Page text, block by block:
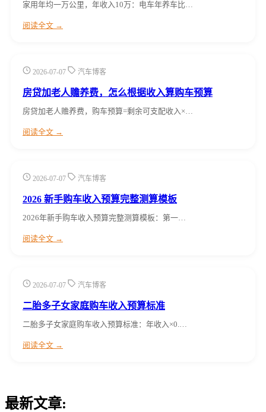
家用年均一万公里，年收入10万：电车年养车比…
阅读全文 →
2026-07-07 汽车博客
房贷加老人赡养费，怎么根据收入算购车预算
房贷加老人赡养费，购车预算=剩余可支配收入×…
阅读全文 →
2026-07-07 汽车博客
2026 新手购车收入预算完整测算模板
2026年新手购车收入预算完整测算模板：第一…
阅读全文 →
2026-07-07 汽车博客
二胎多子女家庭购车收入预算标准
二胎多子女家庭购车收入预算标准：年收入×0.…
阅读全文 →
最新文章: